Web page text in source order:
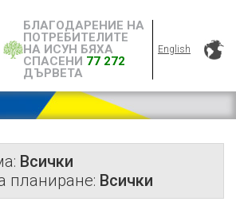
БЛАГОДАРЕНИЕ НА
ПОТРЕБИТЕЛИТЕ
НА ИСУН БЯХА
СПАСЕНИ 77 272
ДЪРВЕТА
English
Всички
планиране: Всички